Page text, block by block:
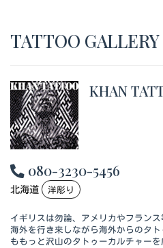
TATTOO GALLERY
KHAN
080-3230-5456
北海道 洋彫り
イギリスは勿論、アメリカやフランス
海外を行き来しながら海外からのタ
ももっと沢山のタトゥーカルチャー